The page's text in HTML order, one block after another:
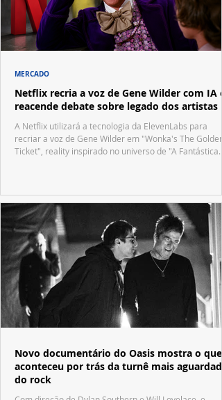
Netflix recria a voz de Gene Wilder com IA e
reacende debate sobre legado dos artistas
A Netflix utilizará a tecnologia da ElevenLabs para
recriar a voz de Gene Wilder em "Wonka's The Golden
Ticket", reality inspirado no universo de "A Fantástica
MERCADO
Novo documentário do Oasis mostra o que
aconteceu por trás da turnê mais aguardada
do rock